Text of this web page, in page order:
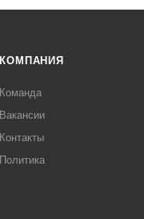
КОМПАНИЯ
Команда
Вакансии
Контакты
Политика